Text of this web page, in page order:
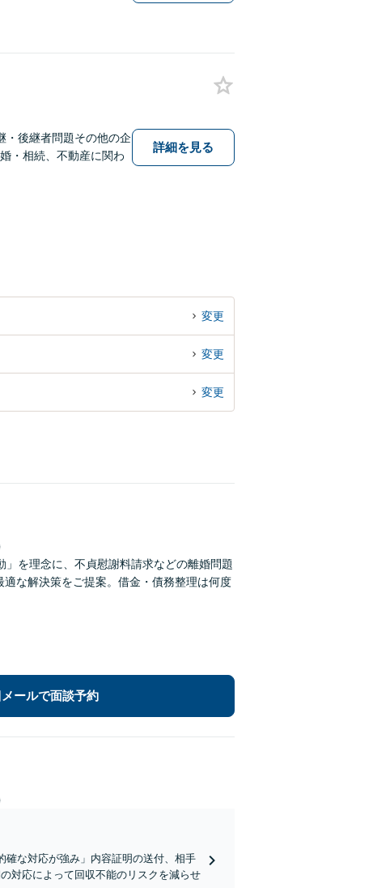
・後継者問題その他の企
・相続、不動産に関わ
詳細を見る
変更
変更
変更
」を理念に、不貞慰謝料請求などの離婚問題
な解決策をご提案。借金・債務整理は何度
メールで面談予約
確な対応が強み」内容証明の送付、相手
対応によって回収不能のリスクを減らせ